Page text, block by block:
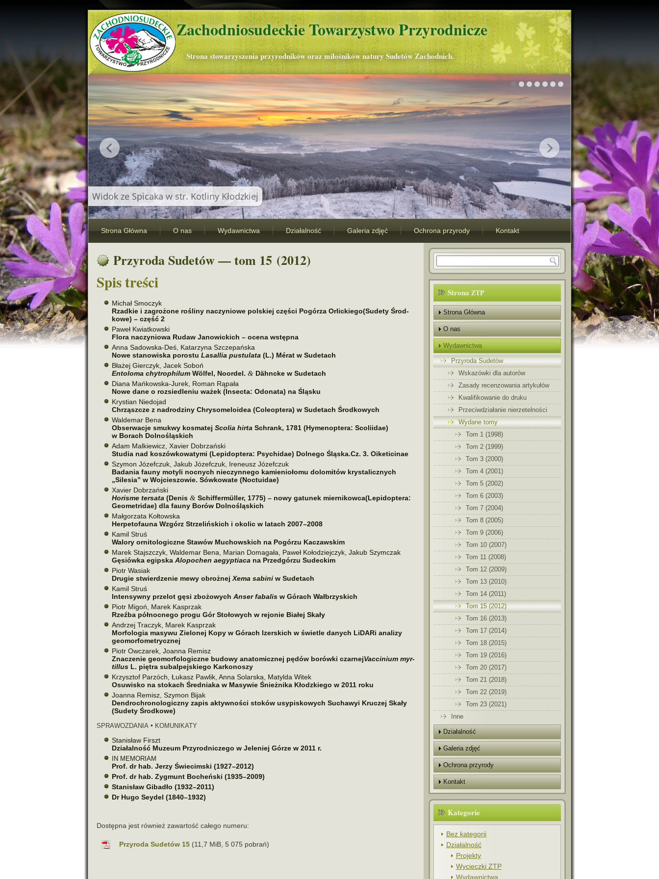
Zachodniosudeckie Towarzystwo Przyrodnicze
Strona stowarzyszenia przyrodników oraz miłośników natury Sudetów Zachodnich.
Czarna Kopa
Strona Główna O nas Wydawnictwa Działalność Galeria zdjęć Ochrona przyrody Kontakt
Przyroda Sudetów — tom 15 (2012)
Spis tre­ści
Michał Smoczyk
Rzadkie i zagro­żone rośliny naczy­niowe pol­skiej czę­ści Pogórza Orlickiego(Sudety Środ­
kowe) – część 2
Paweł Kwiatkowski
Flora naczy­niowa Rudaw Janowickich – ocena wstępna
Anna Sadowska-Deś, Katarzyna Szczepańska
Nowe sta­no­wi­ska poro­stu Lasallia pustu­lata (L.) Mérat w Sudetach
Błażej Gierczyk, Jacek Soboń
Entoloma chy­tro­phi­lum Wölfel, Noordel. & Dähncke w Sudetach
Diana Mańkowska-Jurek, Roman Rąpała
Nowe dane o roz­sie­dle­niu ważek (Insecta: Odonata) na Śląsku
Krystian Niedojad
Chrząszcze z nad­ro­dziny Chrysomeloidea (Coleoptera) w Sudetach Środkowych
Waldemar Bena
Obserwacje smu­kwy kosma­tej Scolia hirta Schrank, 1781 (Hymenoptera: Scoliidae)
w Borach Dolnośląskich
Adam Malkiewicz, Xavier Dobrzański
Studia nad koszów­ko­wa­tymi (Lepidoptera: Psychidae) Dolnego Śląska.Cz. 3. Oiketicinae
Szymon Józefczuk, Jakub Józefczuk, Ireneusz Józefczuk
Badania fauny motyli noc­nych nie­czyn­nego kamie­nio­łomu dolo­mi­tów kry­sta­licz­nych
„Silesia” w Wojcieszowie. Sówkowate (Noctuidae)
Xavier Dobrzański
Horisme ter­sata (Denis & Schiffermüller, 1775) – nowy gatu­nek miernikowca(Lepidoptera:
Geometridae) dla fauny Borów Dolnośląskich
Małgorzata Kołtowska
Herpetofauna Wzgórz Strzelińskich i oko­lic w latach 2007–2008
Kamil Struś
Walory orni­to­lo­giczne Stawów Muchowskich na Pogórzu Kaczawskim
Marek Stajszczyk, Waldemar Bena, Marian Domagała, Paweł Kołodziejczyk, Jakub Szymczak
Gęsiówka egip­ska Alopochen aegyp­tiaca na Przedgórzu Sudeckim
Piotr Wasiak
Drugie stwier­dze­nie mewy obroż­nej Xema sabini w Sudetach
Kamil Struś
Intensywny prze­lot gęsi zbo­żo­wych Anser faba­lis w Górach Wałbrzyskich
Piotr Migoń, Marek Kasprzak
Rzeźba pół­noc­nego progu Gór Stołowych w rejo­nie Białej Skały
Andrzej Traczyk, Marek Kasprzak
Morfologia masywu Zielonej Kopy w Górach Izerskich w świe­tle danych LiDARi ana­lizy
geomorfometrycznej
Piotr Owczarek, Joanna Remisz
Znaczenie geo­mor­fo­lo­giczne budowy ana­to­micz­nej pędów borówki czar­nejVaccinium myr­
til­lus L. pię­tra sub­al­pej­skiego Karkonoszy
Krzysztof Parzóch, Łukasz Pawlik, Anna Solarska, Matylda Witek
Osuwisko na sto­kach Śred­niaka w Masywie Śnie­żnika Kłodzkiego w 2011 roku
Joanna Remisz, Szymon Bijak
Dendrochronologiczny zapis aktyw­no­ści sto­ków usy­pi­sko­wych Suchawyi Kruczej Skały
(Sudety Środkowe)
SPRAWOZDANIA • KOMUNIKATY
Stanisław Firszt
Działalność Muzeum Przyrodniczego w Jeleniej Górze w 2011 r.
IN MEMORIAM
Prof. dr hab. Jerzy Świe­cim­ski (1927–2012)
Prof. dr hab. Zygmunt Bocheński (1935–2009)
Stanisław Gibadło (1932–2011)
Dr Hugo Seydel (1840–1932)
Dostępna jest rów­nież zawar­tość całego numeru:
Przyroda Sudetów 15 (11,7 MiB, 5 075 pobrań)
Strona ZTP
Strona Główna
O nas
Wydawnictwa
Przyroda Sudetów
Wskazówki dla autorów
Zasady recenzowania artykułów
Kwalifikowanie do druku
Przeciwdziałanie nierzetelności
Wydane tomy
Tom 1 (1998)
Tom 2 (1999)
Tom 3 (2000)
Tom 4 (2001)
Tom 5 (2002)
Tom 6 (2003)
Tom 7 (2004)
Tom 8 (2005)
Tom 9 (2006)
Tom 10 (2007)
Tom 11 (2008)
Tom 12 (2009)
Tom 13 (2010)
Tom 14 (2011)
Tom 15 (2012)
Tom 16 (2013)
Tom 17 (2014)
Tom 18 (2015)
Tom 19 (2016)
Tom 20 (2017)
Tom 21 (2018)
Tom 22 (2019)
Tom 23 (2021)
Inne
Działalność
Galeria zdjęć
Ochrona przyrody
Kontakt
Kategorie
Bez kategorii
Działalność
Projekty
Wycieczki ZTP
Wydawnictwa